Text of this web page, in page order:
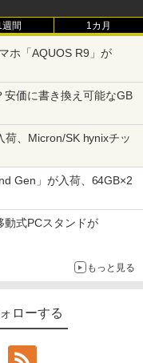
週間 1カ月
ホ「AQUOS R9」が
価に書き換え可能なGB
、Micron/SK hynixチッ
Gen」が入荷、64GB×2
動式PCスタンドが
もっと見る
ローする